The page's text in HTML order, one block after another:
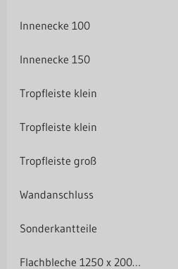
Innenecke 100
Innenecke 150
Tropfleiste klein
Tropfleiste klein
Tropfleiste groß
Wandanschluss
Sonderkantteile
Flachbleche 1250 x 2000 mm